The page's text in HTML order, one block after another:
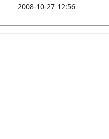
2008-10-27 12:56